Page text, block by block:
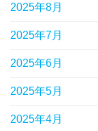
2025年8月
2025年7月
2025年6月
2025年5月
2025年4月